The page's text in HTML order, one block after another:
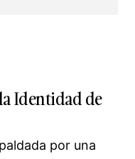
Identidad de
por una